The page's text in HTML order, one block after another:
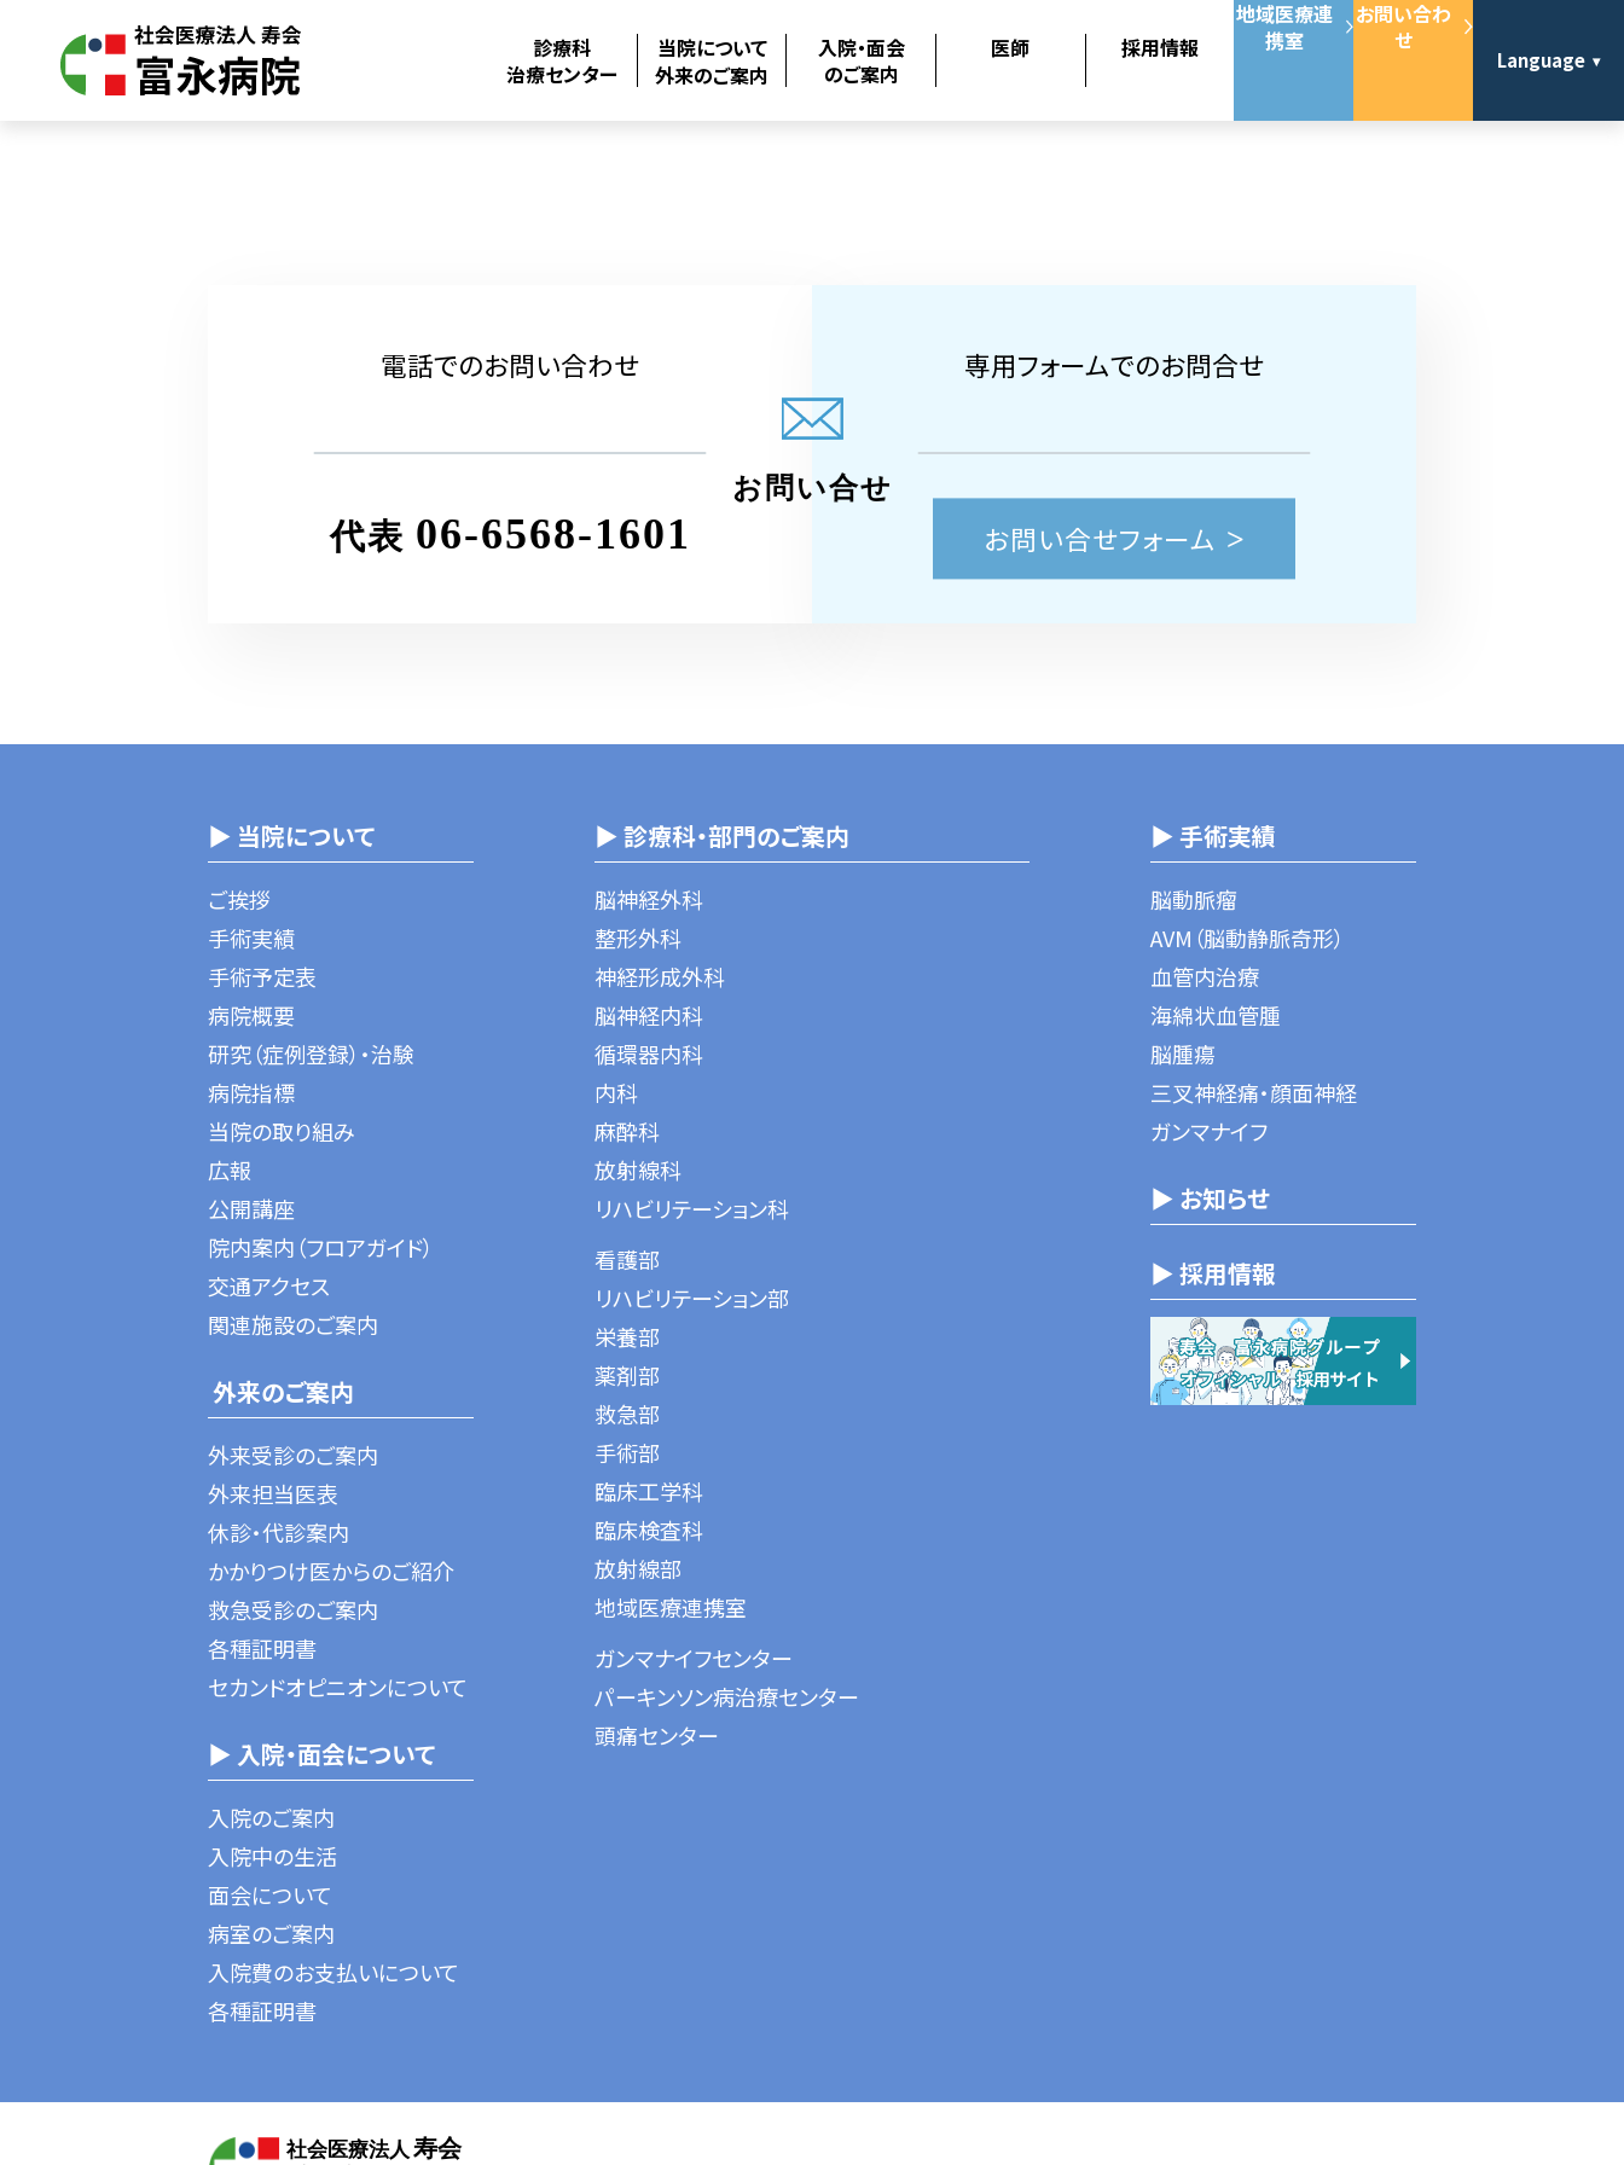
診療科
治療センター
当院について
外来のご案内
入院・面会
のご案内
医師 採用情報
地域医療連
携室
お問い合わ
せ
Language
電話でのお問い合わせ
代表 06-6568-1601
専用フォームでのお問合せ
お問い合せフォーム
お問い合せ
▶ 当院について
ご挨拶
手術実績
手術予定表
病院概要
研究（症例登録）・治験
病院指標
当院の取り組み
広報
公開講座
院内案内（フロアガイド）
交通アクセス
関連施設のご案内
外来のご案内
外来受診のご案内
外来担当医表
休診・代診案内
かかりつけ医からのご紹介
救急受診のご案内
各種証明書
セカンドオピニオンについて
▶ 入院・面会について
入院のご案内
入院中の生活
面会について
病室のご案内
入院費のお支払いについて
各種証明書
▶ 診療科・部門のご案内
脳神経外科
整形外科
神経形成外科
脳神経内科
循環器内科
内科
麻酔科
放射線科
リハビリテーション科
看護部
リハビリテーション部
栄養部
薬剤部
救急部
手術部
臨床工学科
臨床検査科
放射線部
地域医療連携室
ガンマナイフセンター
パーキンソン病治療センター
頭痛センター
▶ 手術実績
脳動脈瘤
AVM（脳動静脈奇形）
血管内治療
海綿状血管腫
脳腫瘍
三叉神経痛・顔面神経
ガンマナイフ
▶ お知らせ
▶ 採用情報
社会医療法人 寿会